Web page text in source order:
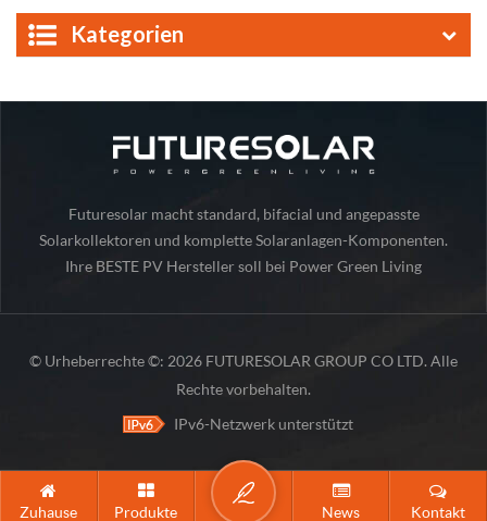
Kategorien
Futuresolar macht standard, bifacial und angepasste
Solarkollektoren und komplette Solaranlagen-Komponenten.
Ihre BESTE PV Hersteller soll bei Power Green Living
© Urheberrechte ©: 2026 FUTURESOLAR GROUP CO LTD. Alle
Rechte vorbehalten.
IPv6-Netzwerk unterstützt
Zuhause Produkte News Kontakt